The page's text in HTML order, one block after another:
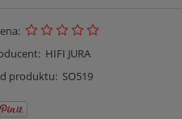
HIFI JURA
produktu: SO519